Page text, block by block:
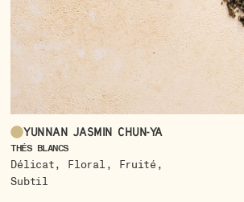
Yunnan Jasmin Chun-Ya
THÉS BLANCS
Délicat, Floral, Fruité ,
Subtil